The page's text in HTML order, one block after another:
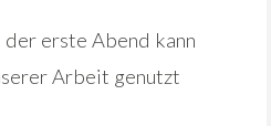
der erste Abend kann
Arbeit genutzt